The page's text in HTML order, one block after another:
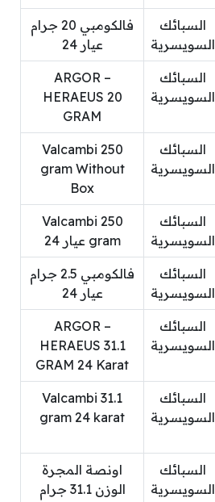
السبائك
السويسرية
فالكومبي 20 جرام
عيار 24
السبائك
السويسرية
ARGOR –
HERAEUS 20
GRAM
السبائك
السويسرية
Valcambi 250
gram Without
Box
السبائك
السويسرية
Valcambi 250
gram عيار 24
السبائك
السويسرية
فالكومبي 2.5 جرام
عيار 24
السبائك
السويسرية
ARGOR –
HERAEUS 31.1
GRAM 24 Karat
السبائك
السويسرية
Valcambi 31.1
gram 24 karat
السبائك
السويسرية
اونصة المجرة
الوزن 31.1 جرام